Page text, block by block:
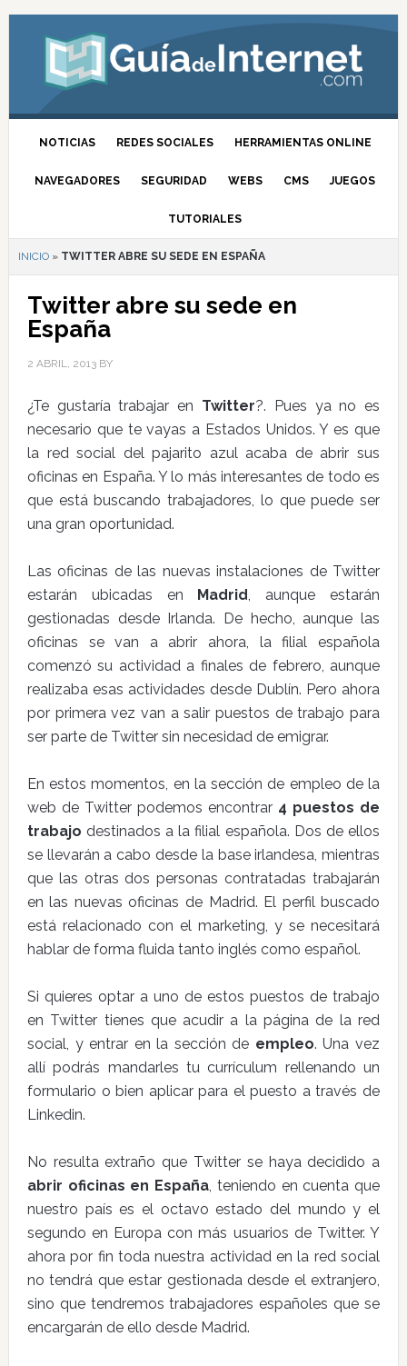
NOTICIAS REDES SOCIALES HERRAMIENTAS ONLINE
NAVEGADORES SEGURIDAD WEBS CMS JUEGOS
TUTORIALES
INICIO» TWITTER ABRE SU SEDE EN ESPAÑA
Twitter abre su sede en
España
2 ABRIL, 2013BY
¿Te gustaría trabajar en Twitter?. Pues ya no es
necesario que te vayas a Estados Unidos. Y es que
la red social del pajarito azul acaba de abrir sus
oficinas en España. Y lo más interesantes de todo es
que está buscando trabajadores, lo que puede ser
una gran oportunidad.
Las oficinas de las nuevas instalaciones de Twitter
estarán ubicadas en Madrid, aunque estarán
gestionadas desde Irlanda. De hecho, aunque las
oficinas se van a abrir ahora, la filial española
comenzó su actividad a finales de febrero, aunque
realizaba esas actividades desde Dublín. Pero ahora
por primera vez van a salir puestos de trabajo para
ser parte de Twitter sin necesidad de emigrar.
En estos momentos, en la sección de empleo de la
web de Twitter podemos encontrar 4 puestos de
trabajo destinados a la filial española. Dos de ellos
se llevarán a cabo desde la base irlandesa, mientras
que las otras dos personas contratadas trabajarán
en las nuevas oficinas de Madrid. El perfil buscado
está relacionado con el marketing, y se necesitará
hablar de forma fluida tanto inglés como español.
Si quieres optar a uno de estos puestos de trabajo
en Twitter tienes que acudir a la página de la red
social, y entrar en la sección de empleo. Una vez
allí podrás mandarles tu currículum rellenando un
formulario o bien aplicar para el puesto a través de
Linkedin.
No resulta extraño que Twitter se haya decidido a
abrir oficinas en España, teniendo en cuenta que
nuestro país es el octavo estado del mundo y el
segundo en Europa con más usuarios de Twitter. Y
ahora por fin toda nuestra actividad en la red social
no tendrá que estar gestionada desde el extranjero,
sino que tendremos trabajadores españoles que se
encargarán de ello desde Madrid.